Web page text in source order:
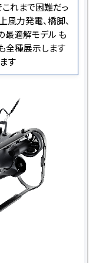
これまで困難だっ
力発電、橋脚、
最適解モデル も
全種展示します
す